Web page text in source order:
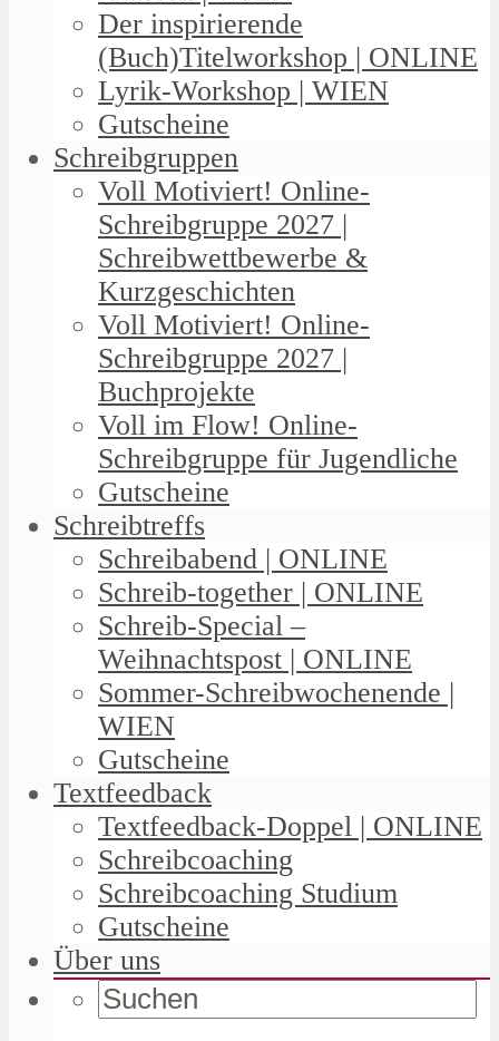
Der inspirierende
(Buch)Titelworkshop | ONLINE
Lyrik-Workshop | WIEN
Gutscheine
Schreibgruppen
Voll Motiviert! Online-
Schreibgruppe 2027 |
Schreibwettbewerbe &
Kurzgeschichten
Voll Motiviert! Online-
Schreibgruppe 2027 |
Buchprojekte
Voll im Flow! Online-
Schreibgruppe für Jugendliche
Gutscheine
Schreibtreffs
Schreibabend | ONLINE
Schreib-together | ONLINE
Schreib-Special –
Weihnachtspost | ONLINE
Sommer-Schreibwochenende |
WIEN
Gutscheine
Textfeedback
Textfeedback-Doppel | ONLINE
Schreibcoaching
Schreibcoaching Studium
Gutscheine
Über uns